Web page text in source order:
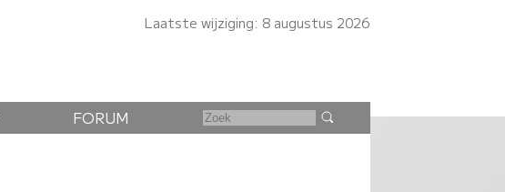
Laatste wijziging: 8 augustus 2026
FORUM